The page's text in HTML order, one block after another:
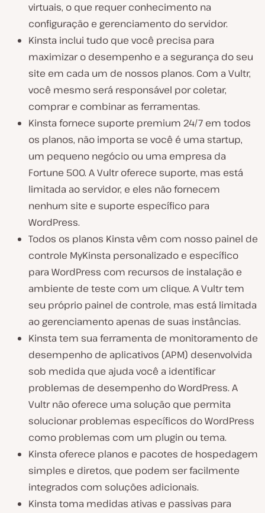
virtuais, o que requer conhecimento na
configuração e gerenciamento do servidor.
Kinsta inclui tudo que você precisa para
maximizar o desempenho e a segurança do seu
site em cada um de nossos planos. Com a Vultr,
você mesmo será responsável por coletar,
comprar e combinar as ferramentas.
Kinsta fornece suporte premium 24/7 em todos
os planos, não importa se você é uma startup,
um pequeno negócio ou uma empresa da
Fortune 500. A Vultr oferece suporte, mas está
limitada ao servidor, e eles não fornecem
nenhum site e suporte específico para
WordPress.
Todos os planos Kinsta vêm com nosso painel de
controle MyKinsta personalizado e específico
para WordPress com recursos de instalação e
ambiente de teste com um clique. A Vultr tem
seu próprio painel de controle, mas está limitada
ao gerenciamento apenas de suas instâncias.
Kinsta tem sua ferramenta de monitoramento de
desempenho de aplicativos (APM) desenvolvida
sob medida que ajuda você a identificar
problemas de desempenho do WordPress. A
Vultr não oferece uma solução que permita
solucionar problemas específicos do WordPress
como problemas com um plugin ou tema.
Kinsta oferece planos e pacotes de hospedagem
simples e diretos, que podem ser facilmente
integrados com soluções adicionais.
Kinsta toma medidas ativas e passivas para